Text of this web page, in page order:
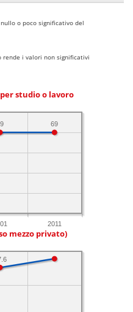
o poco significativo del
rende i valori non significativi
studio o lavoro
2011
69
mezzo privato)